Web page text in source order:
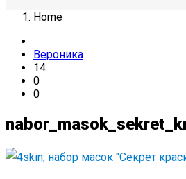
Home
Вероника
14
0
0